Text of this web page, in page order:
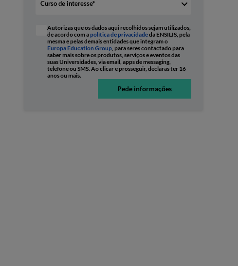
Autorizas que os dados aqui recolhidos sejam utilizados,
de acordo com apolítica de privacidadeda ENSILIS, pela
mesma e pelas demais entidades que integram o
Europa Education Group , para seres contactado para
saber mais sobre os produtos, serviços e eventos das
suas Universidades, via email, apps de messaging,
telefone ou SMS. Ao clicar e prosseguir, declaras ter 16
anos ou mais.
Pede informações